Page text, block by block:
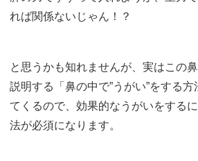
れば関係ないじゃん！？
と思うかも知れませんが、実はこの
説明する「鼻の中で”うがい”をする
てくるので、効果的なうがいをする
法が必須になります。